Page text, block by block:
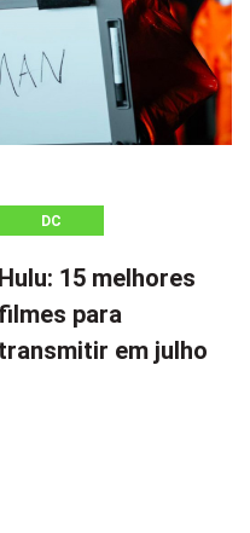
DC
Hulu: 15 melhores
filmes para
transmitir em julho